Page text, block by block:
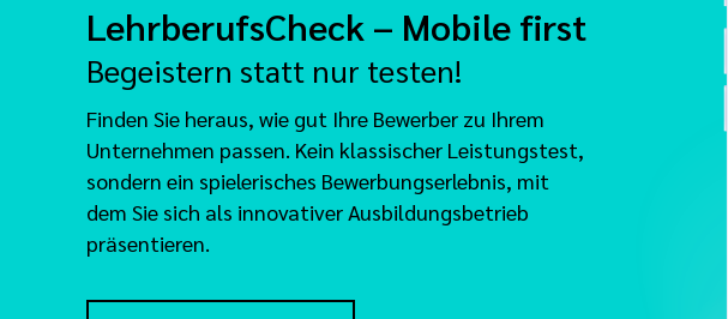
LehrberufsCheck – Mobile first
Begeistern statt nur testen!
Finden Sie heraus, wie gut Ihre Bewerber zu Ihrem
Unternehmen passen. Kein klassischer Leistungstest,
sondern ein spielerisches Bewerbungserlebnis, mit
dem Sie sich als innovativer Ausbildungsbetrieb
präsentieren.